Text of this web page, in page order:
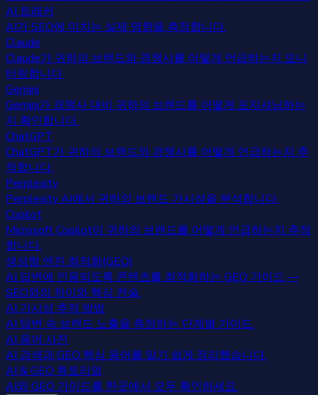
AI 트래커
AI가 SEO에 미치는 실제 영향을 측정합니다.
Claude
Claude가 귀하의 브랜드와 경쟁사를 어떻게 언급하는지 모니
터링합니다.
Gemini
Gemini가 경쟁사 대비 귀하의 브랜드를 어떻게 포지셔닝하는
지 확인합니다.
ChatGPT
ChatGPT가 귀하의 브랜드와 경쟁사를 어떻게 언급하는지 추
적합니다.
Perplexity
Perplexity AI에서 귀하의 브랜드 가시성을 분석합니다.
Copilot
Microsoft Copilot이 귀하의 브랜드를 어떻게 언급하는지 추적
합니다.
생성형 엔진 최적화(GEO)
AI 답변에 인용되도록 콘텐츠를 최적화하는 GEO 가이드 —
SEO와의 차이와 핵심 전술.
AI 가시성 추적 방법
AI 답변 속 브랜드 노출을 측정하는 단계별 가이드.
AI 용어 사전
AI 검색과 GEO 핵심 용어를 알기 쉽게 정리했습니다.
AI & GEO 튜토리얼
AI와 GEO 가이드를 한곳에서 모두 확인하세요.